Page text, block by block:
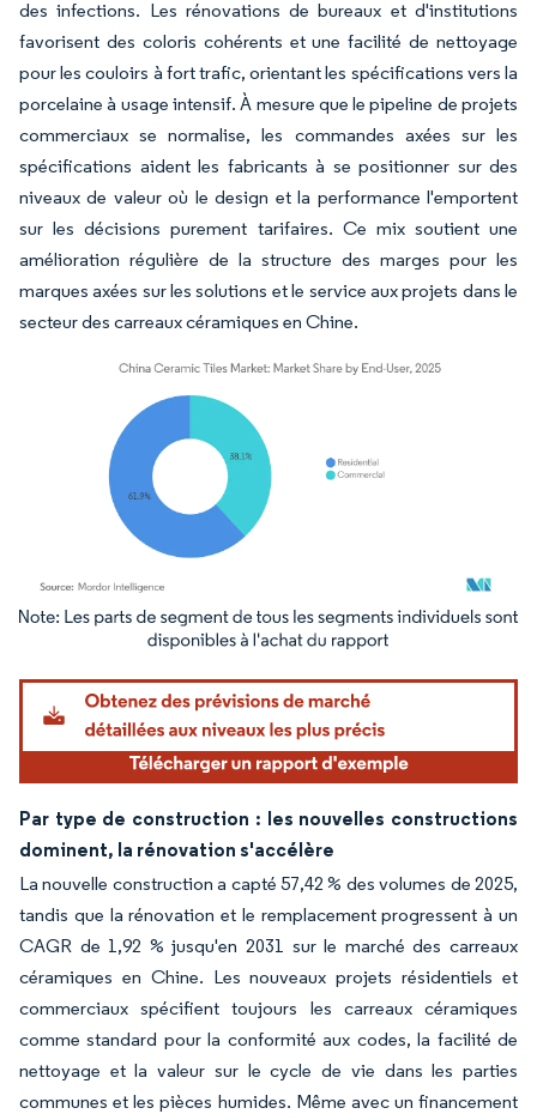
des infections. Les rénovations de bureaux et d'institutions
favorisent des coloris cohérents et une facilité de nettoyage
pour les couloirs à fort trafic, orientant les spécifications vers la
porcelaine à usage intensif. À mesure que le pipeline de projets
commerciaux se normalise, les commandes axées sur les
spécifications aident les fabricants à se positionner sur des
niveaux de valeur où le design et la performance l'emportent
sur les décisions purement tarifaires. Ce mix soutient une
amélioration régulière de la structure des marges pour les
marques axées sur les solutions et le service aux projets dans le
secteur des carreaux céramiques en Chine.
Image © Mordor Intelligence. La réutilisation nécessite une attribution sous CC BY
Par type de construction : les nouvelles constructions
dominent, la rénovation s'accélère
La nouvelle construction a capté 57,42 % des volumes de 2025,
tandis que la rénovation et le remplacement progressent à un
CAGR de 1,92 % jusqu'en 2031 sur le marché des carreaux
céramiques en Chine. Les nouveaux projets résidentiels et
commerciaux spécifient toujours les carreaux céramiques
comme standard pour la conformité aux codes, la facilité de
nettoyage et la valeur sur le cycle de vie dans les parties
communes et les pièces humides. Même avec un financement